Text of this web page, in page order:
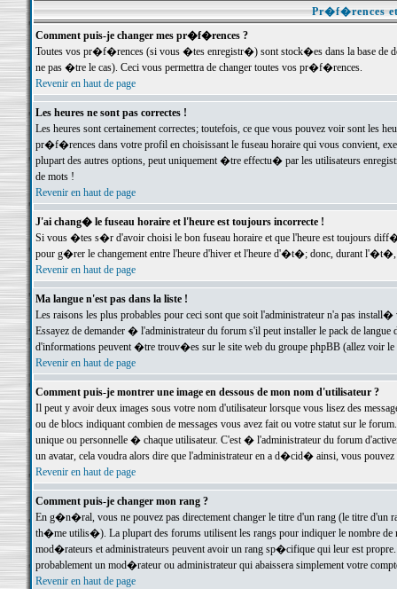
Pr�f�rences
Comment puis-je changer mes pr�f�rences ?
Toutes vos pr�f�rences (si vous �tes enregistr�) sont stock�es dans la base de
ne pas �tre le cas). Ceci vous permettra de changer toutes vos pr�f�rences.
Revenir en haut de page
Les heures ne sont pas correctes !
Les heures sont certainement correctes; toutefois, ce que vous pouvez voir sont
pr�f�rences dans votre profil en choisissant le fuseau horaire qui vous convient,
plupart des autres options, peut uniquement �tre effectu� par les utilisateurs
de mots !
Revenir en haut de page
J'ai chang� le fuseau horaire et l'heure est toujours incorrecte !
Si vous �tes s�r d'avoir choisi le bon fuseau horaire et que l'heure est toujours
pour g�rer le changement entre l'heure d'hiver et l'heure d'�t�; donc, durant
Revenir en haut de page
Ma langue n'est pas dans la liste !
Les raisons les plus probables pour ceci sont que soit l'administrateur n'a pas
Essayez de demander � l'administrateur du forum s'il peut installer le pack de
d'informations peuvent �tre trouv�es sur le site web du groupe phpBB (allez voir le
Revenir en haut de page
Comment puis-je montrer une image en dessous de mon nom d'utilisateur ?
Il peut y avoir deux images sous votre nom d'utilisateur lorsque vous lisez des
ou de blocs indiquant combien de messages vous avez fait ou votre statut sur le
unique ou personnelle � chaque utilisateur. C'est � l'administrateur du forum
un avatar, cela voudra alors dire que l'administrateur en a d�cid� ainsi, vous
Revenir en haut de page
Comment puis-je changer mon rang ?
En g�n�ral, vous ne pouvez pas directement changer le titre d'un rang (le titre d'un
th�me utilis�). La plupart des forums utilisent les rangs pour indiquer le nombre de
mod�rateurs et administrateurs peuvent avoir un rang sp�cifique qui leur est
probablement un mod�rateur ou administrateur qui abaissera simplement votre
Revenir en haut de page